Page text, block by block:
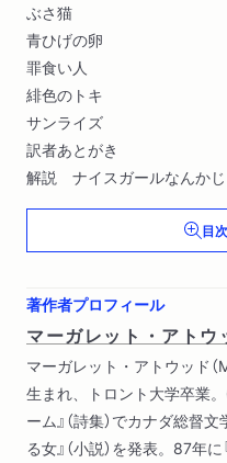
ぶさ猫
青ひげの卵
罪食い人
緋色のトキ
サンライズ
訳者あとがき
解説 ナイスガールなんか
目
著作者プロフィール
マーガレット・アトウ
マーガレット・アトウッド
生まれ、トロント大学卒業
ーム』（詩集）でカナダ総督
る女』（小説）を発表。87年